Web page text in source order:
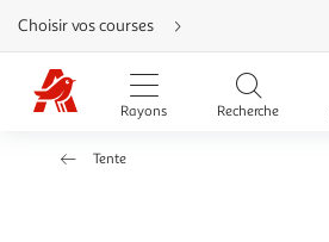
Aller
directement
au
contenu
Aller
directement
Aller
Choisir vos courses
Rayons Recherche
Tente